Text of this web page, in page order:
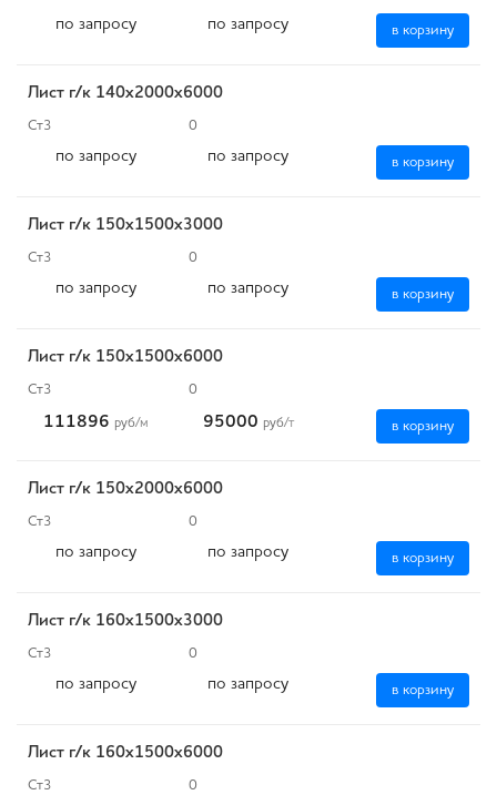
по запросу по запросу в корзину
Лист г/к 140х2000х6000
Ст3 0
по запросу по запросу в корзину
Лист г/к 150х1500х3000
Ст3 0
по запросу по запросу в корзину
Лист г/к 150х1500х6000
Ст3 0
111896 руб/м 95000 руб/т в корзину
Лист г/к 150х2000х6000
Ст3 0
по запросу по запросу в корзину
Лист г/к 160х1500х3000
Ст3 0
по запросу по запросу в корзину
Лист г/к 160х1500х6000
Ст3 0